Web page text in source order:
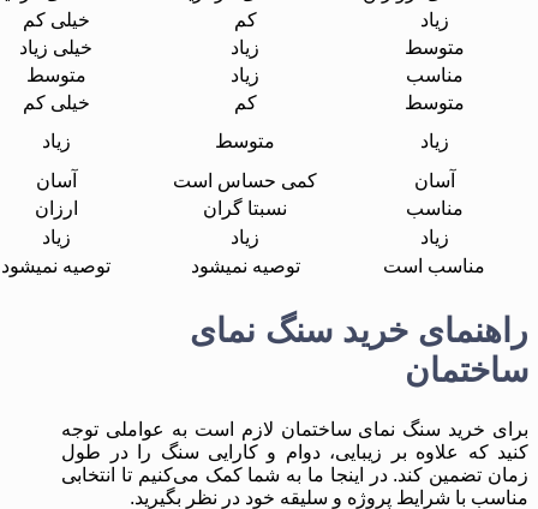
زیاد
کم
خیلی کم
متوسط
زیاد
خیلی زیاد
مناسب
زیاد
متوسط
متوسط
کم
خیلی کم
زیاد
متوسط
زیاد
آسان
کمی حساس است
آسان
مناسب
نسبتا گران
ارزان
زیاد
زیاد
زیاد
مناسب است
توصیه نمیشود توصیه نمیشود
راهنمای خرید سنگ نمای
ساختمان
برای خرید سنگ نمای ساختمان لازم است به عواملی توجه
کنید که علاوه بر زیبایی، دوام و کارایی سنگ را در طول
زمان تضمین کند. در اینجا ما به شما کمک می‌کنیم تا انتخابی
مناسب با شرایط پروژه و سلیقه خود در نظر بگیرید.